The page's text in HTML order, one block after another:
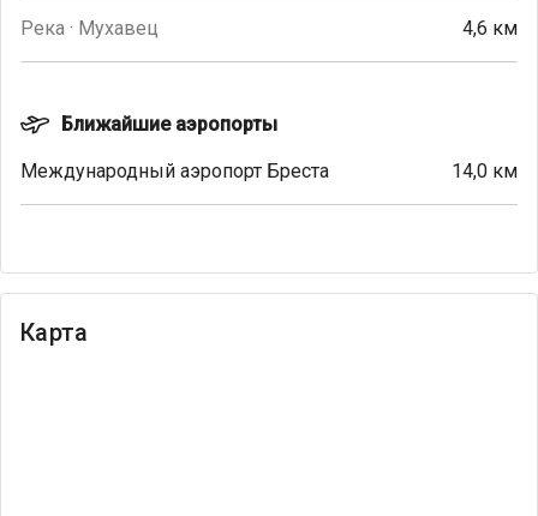
Река · Мухавец 4,6 км
Ближайшие аэропорты
Международный аэропорт Бреста 14,0 км
Карта